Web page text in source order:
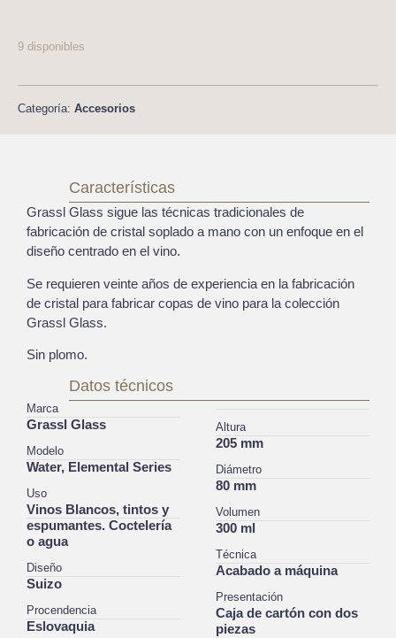
9 disponibles
Categoría: Accesorios
Características
Grassl Glass sigue las técnicas tradicionales de
fabricación de cristal soplado a mano con un enfoque en el
diseño centrado en el vino.
Se requieren veinte años de experiencia en la fabricación
de cristal para fabricar copas de vino para la colección
Grassl Glass.
Sin plomo.
Datos técnicos
Marca
Grassl Glass
Modelo
Water, Elemental Series
Uso
Vinos Blancos, tintos y
espumantes. Coctelería
o agua
Diseño
Suizo
Procendencia
Eslovaquia
Altura
205 mm
Diámetro
80 mm
Volumen
300 ml
Técnica
Acabado a máquina
Presentación
Caja de cartón con dos
piezas